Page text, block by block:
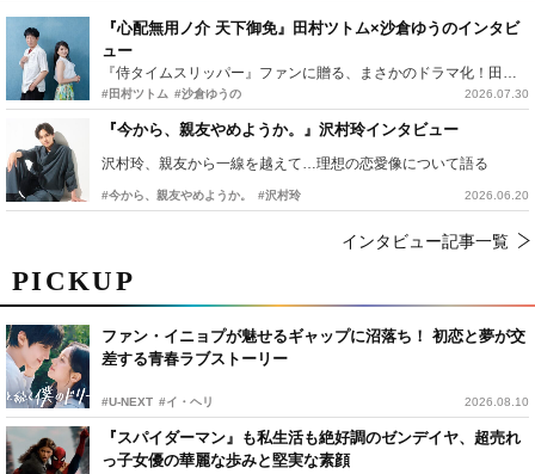
PICKUP
ファン・イニョプが魅せるギャップに沼落ち！ 初恋と夢が交
差する青春ラブストーリー
#U-NEXT #イ・ヘリ 2026.08.10
『スパイダーマン』も私生活も絶好調のゼンデイヤ、超売れ
っ子女優の華麗な歩みと堅実な素顔
『心配無用ノ介 天下御免』田村ツトム×沙倉ゆうのインタビ
ュー
『侍タイムスリッパー』ファンに贈る、まさかのドラマ化！田村ツトム×沙倉ゆうのが語る『心配無用ノ介』撮影秘話
#田村ツトム #沙倉ゆうの 2026.07.30
『今から、親友やめようか。』沢村玲インタビュー
沢村玲、親友から一線を越えて…理想の恋愛像について語る
#今から、親友やめようか。 #沢村玲 2026.06.20
インタビュー記事一覧